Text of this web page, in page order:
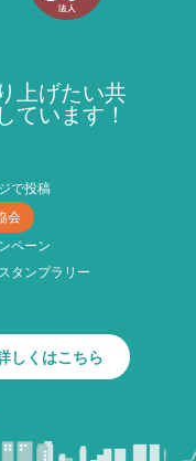
上げたい共
ています！
で投稿
会
ペーン
タンプラリー
しくはこちら